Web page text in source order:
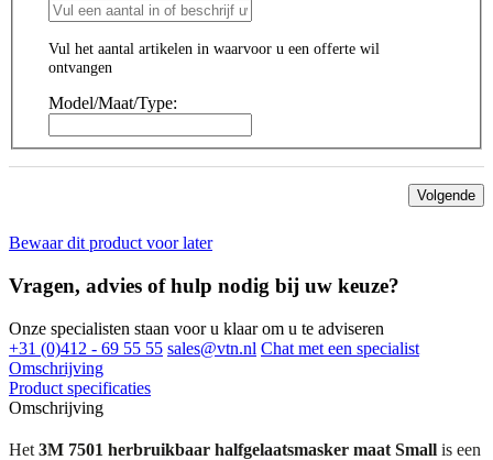
Vul het aantal artikelen in waarvoor u een offerte wil
ontvangen
Model/Maat/Type:
Volgende
Bewaar dit product voor later
Vragen, advies of hulp nodig bij uw keuze?
Onze specialisten staan voor u klaar om u te adviseren
+31 (0)412 - 69 55 55 sales@vtn.nl Chat met een specialist
Omschrijving
Product specificaties
Omschrijving
Het 3M 7501 herbruikbaar halfgelaatsmasker maat Small is een